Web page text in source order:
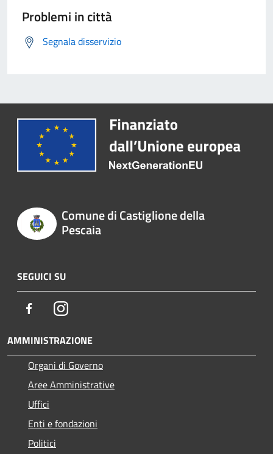
Problemi in città
Segnala disservizio
Comune di Castiglione della
Pescaia
SEGUICI SU
FacebookInstagram
AMMINISTRAZIONE
Organi di Governo
Aree Amministrative
Uffici
Enti e fondazioni
Politici